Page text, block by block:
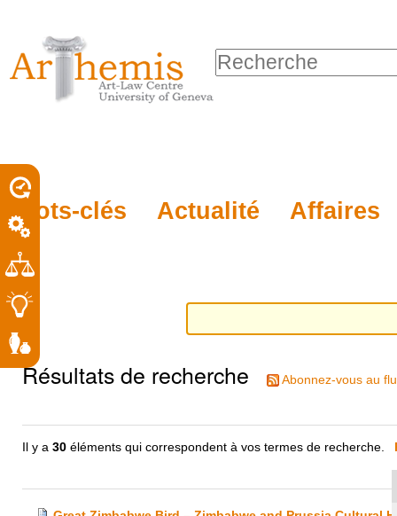
personnels
contenu.
à
la
navigation
Mots-clés Actualité Affaires
Chercher par
Résultats de recherche Abonnez-vous au
Il y a30 éléments qui correspondent à vos termes de recherche.